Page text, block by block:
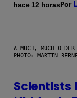
hace 12 horasPor
A MUCH, MUCH
PHOTO: MARTIN
Scientists